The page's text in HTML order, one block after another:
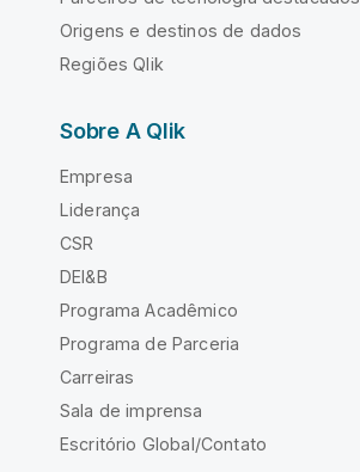
Origens e destinos de dados
Regiões Qlik
Sobre A Qlik
Empresa
Liderança
CSR
DEI&B
Programa Acadêmico
Programa de Parceria
Carreiras
Sala de imprensa
Escritório Global/Contato